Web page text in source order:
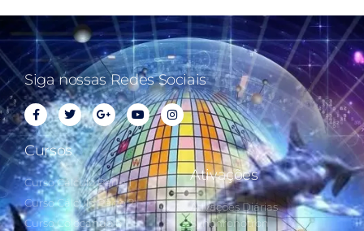
Siga nossas Redes Sociais
Cursos
Curso Cálculo Parte 1
Curso Cálculo Parte 2
Curso Colocando o
Ativações
Ativações Diárias
Synchronotron